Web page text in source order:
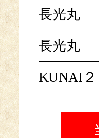
長光丸
長光丸
KUNAI２